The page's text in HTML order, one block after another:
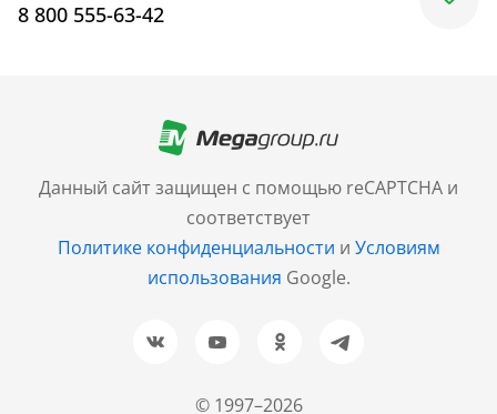
© 1997–2026
Данный сайт защищен с помощью reCAPTCHA и
соответствует
Политике конфиденциальности и Условиям
использования Google.
8 800 555-63-42
+7 (499) 705-30-10
Санкт-Петербург
+7 (812) 600-77-33
Барнаул
+7 (961) 999-93-93
Новосибирск